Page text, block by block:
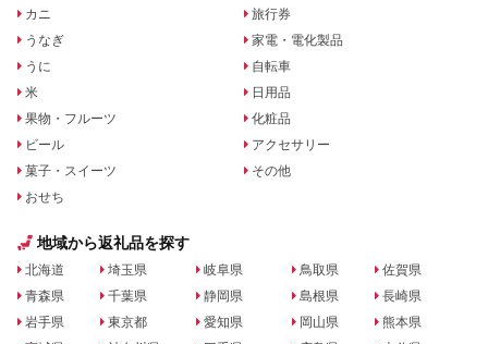
カニ
うなぎ
うに
米
果物・フルーツ
ビール
菓子・スイーツ
おせち
旅行券
家電・電化製品
自転車
日用品
化粧品
アクセサリー
その他
地域から返礼品を探す
北海道
青森県
岩手県
埼玉県
千葉県
東京都
岐阜県
静岡県
愛知県
鳥取県
島根県
岡山県
佐賀県
長崎県
熊本県